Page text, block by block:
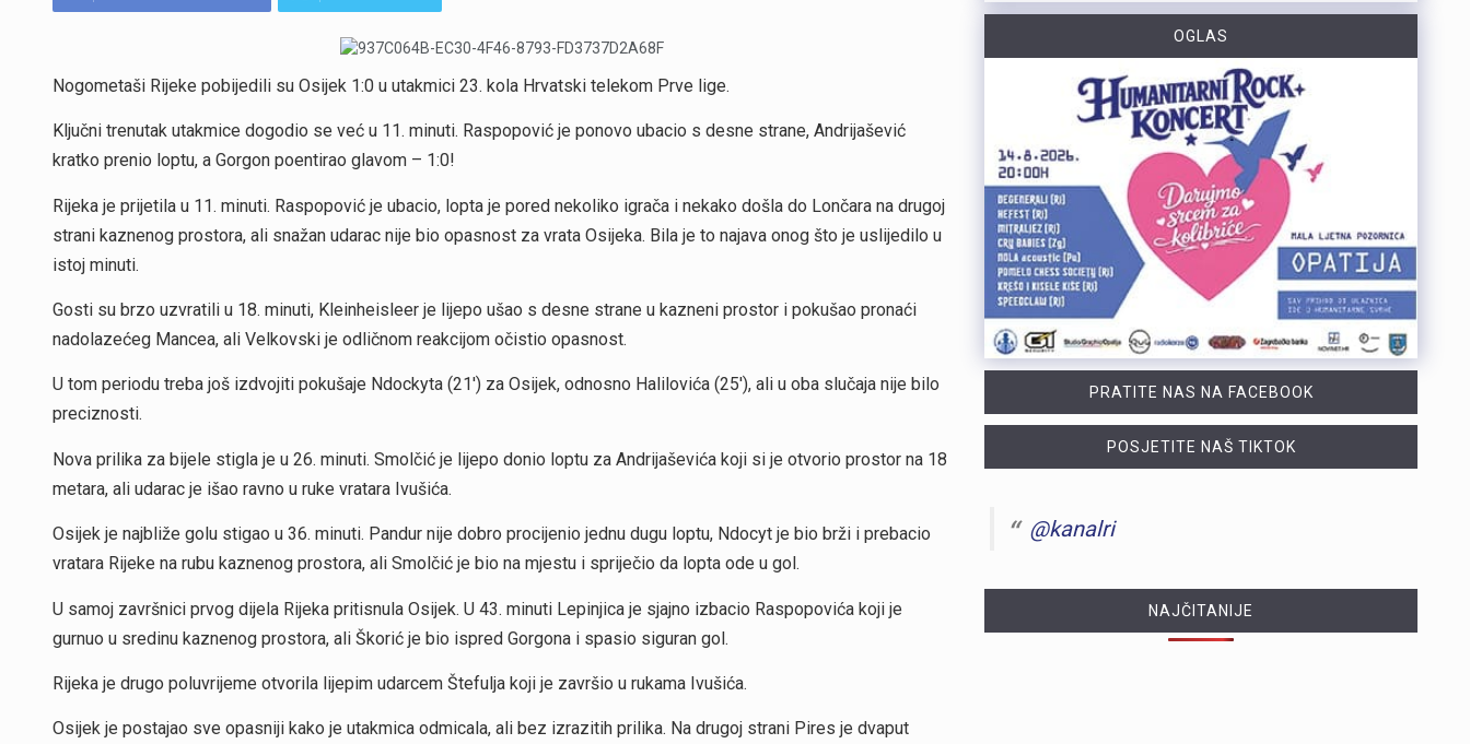
Nogometaši Rijeke pobijedili su Osijek 1:0 u utakmici 23. kola Hrvatski telekom Prve lige.
Ključni trenutak utakmice dogodio se već u 11. minuti. Raspopović je ponovo ubacio s desne strane, Andrijašević
kratko prenio loptu, a Gorgon poentirao glavom – 1:0!
Rijeka je prijetila u 11. minuti. Raspopović je ubacio, lopta je pored nekoliko igrača i nekako došla do Lončara na drugoj
strani kaznenog prostora, ali snažan udarac nije bio opasnost za vrata Osijeka. Bila je to najava onog što je uslijedilo u
istoj minuti.
Gosti su brzo uzvratili u 18. minuti, Kleinheisleer je lijepo ušao s desne strane u kazneni prostor i pokušao pronaći
nadolazećeg Mancea, ali Velkovski je odličnom reakcijom očistio opasnost.
U tom periodu treba još izdvojiti pokušaje Ndockyta (21′) za Osijek, odnosno Halilovića (25′), ali u oba slučaja nije bilo
preciznosti.
Nova prilika za bijele stigla je u 26. minuti. Smolčić je lijepo donio loptu za Andrijaševića koji si je otvorio prostor na 18
metara, ali udarac je išao ravno u ruke vratara Ivušića.
Osijek je najbliže golu stigao u 36. minuti. Pandur nije dobro procijenio jednu dugu loptu, Ndocyt je bio brži i prebacio
vratara Rijeke na rubu kaznenog prostora, ali Smolčić je bio na mjestu i spriječio da lopta ode u gol.
U samoj završnici prvog dijela Rijeka pritisnula Osijek. U 43. minuti Lepinjica je sjajno izbacio Raspopovića koji je
gurnuo u sredinu kaznenog prostora, ali Škorić je bio ispred Gorgona i spasio siguran gol.
Rijeka je drugo poluvrijeme otvorila lijepim udarcem Štefulja koji je završio u rukama Ivušića.
Osijek je postajao sve opasniji kako je utakmica odmicala, ali bez izrazitih prilika. Na drugoj strani Pires je dvaput
OGLAS
PRATITE NAS NA FACEBOOK
POSJETITE NAŠ TIKTOK
@kanalri
NAJČITANIJE